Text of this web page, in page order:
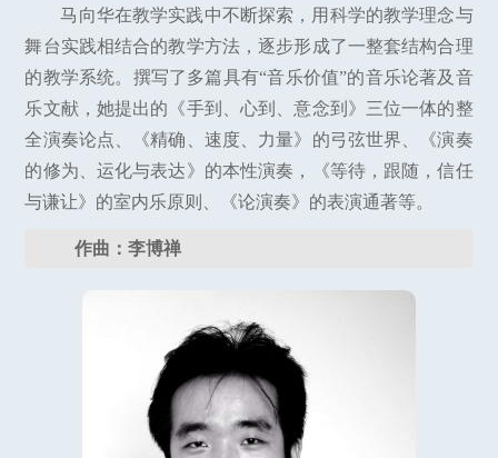
马向华在教学实践中不断探索，用科学的教学理念与
舞台实践相结合的教学方法，逐步形成了一整套结构合理
的教学系统。撰写了多篇具有“音乐价值”的音乐论著及音
乐文献，她提出的《手到、心到、意念到》三位一体的整
全演奏论点、《精确、速度、力量》的弓弦世界、《演奏
的修为、运化与表达》的本性演奏，《等待，跟随，信任
与谦让》的室内乐原则、《论演奏》的表演通著等。
作曲：李博禅